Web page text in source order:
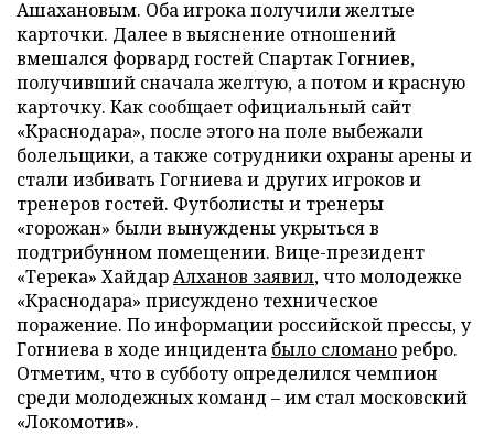
Ашахановым. Оба игрока получили желтые
карточки. Далее в выяснение отношений
вмешался форвард гостей Спартак Гогниев,
получивший сначала желтую, а потом и красную
карточку. Как сообщает официальный сайт
«Краснодара», после этого на поле выбежали
болельщики, а также сотрудники охраны арены и
стали избивать Гогниева и других игроков и
тренеров гостей. Футболисты и тренеры
«горожан» были вынуждены укрыться в
подтрибунном помещении. Вице-президент
«Терека» ХайдарАлханов заявил, что молодежке
«Краснодара» присуждено техническое
поражение. По информации российской прессы, у
Гогниева в ходе инцидента было сломаноребро.
Отметим, что в субботу определился чемпион
среди молодежных команд – им стал московский
«Локомотив».